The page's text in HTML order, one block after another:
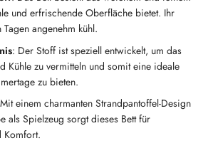
und erfrischende Oberfläche bietet. Ihr
angenehm kühl.
: Der Stoff ist speziell entwickelt, um das
Kühle zu vermitteln und somit eine ideale
zu bieten.
einem charmanten Strandpantoffel-Design
als Spielzeug sorgt dieses Bett für
Komfort.